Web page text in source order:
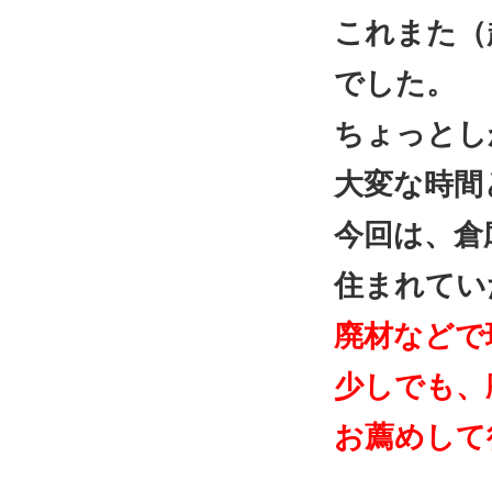
これまた
でした。
ちょっと
大変な時
今回は、
住まれて
廃材など
少しでも
お薦めし